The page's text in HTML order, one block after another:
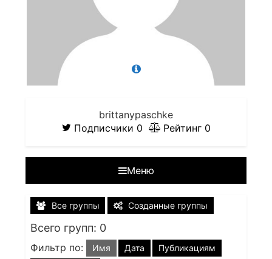
brittanypaschke
Подписчики 0 Рейтинг 0
Меню
Все группы Созданные группы
Всего групп: 0
Фильтр по: Имя Дата
Публикациям